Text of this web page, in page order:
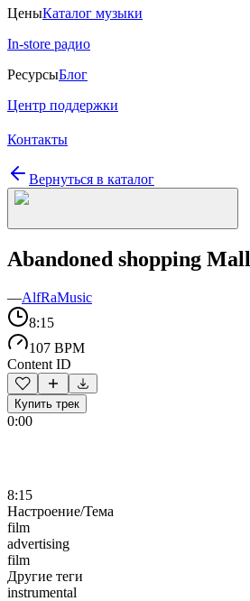
ЦеныКаталог музыки
In-store радио
РесурсыБлог
Центр поддержки
Контакты
Вернуться в каталог
Abandoned shopping Mall
—AlfRaMusic
8:15
107 BPM
Content ID
Купить трек
0:00
8:15
Настроение/Тема
film
advertising
film
Другие теги
instrumental